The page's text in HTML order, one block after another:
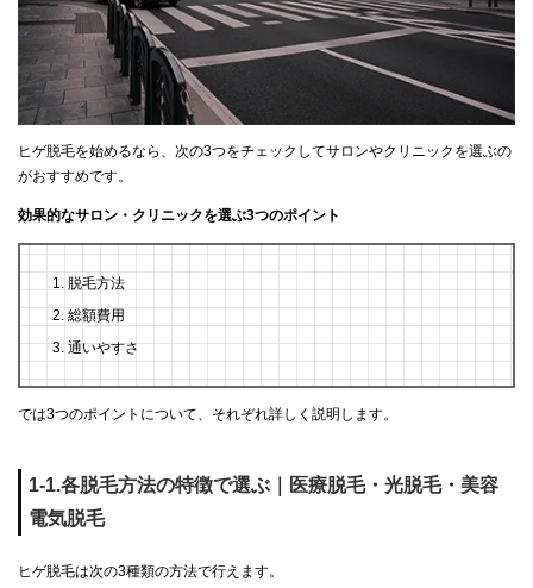
ヒゲ脱毛を始めるなら、次の3つをチェックしてサロンやクリニックを選ぶの
がおすすめです。
効果的なサロン・クリニックを選ぶ3つのポイント
脱毛方法
総額費用
通いやすさ
では3つのポイントについて、それぞれ詳しく説明します。
1-1.各脱毛方法の特徴で選ぶ｜医療脱毛・光脱毛・美容
電気脱毛
ヒゲ脱毛は次の3種類の方法で行えます。